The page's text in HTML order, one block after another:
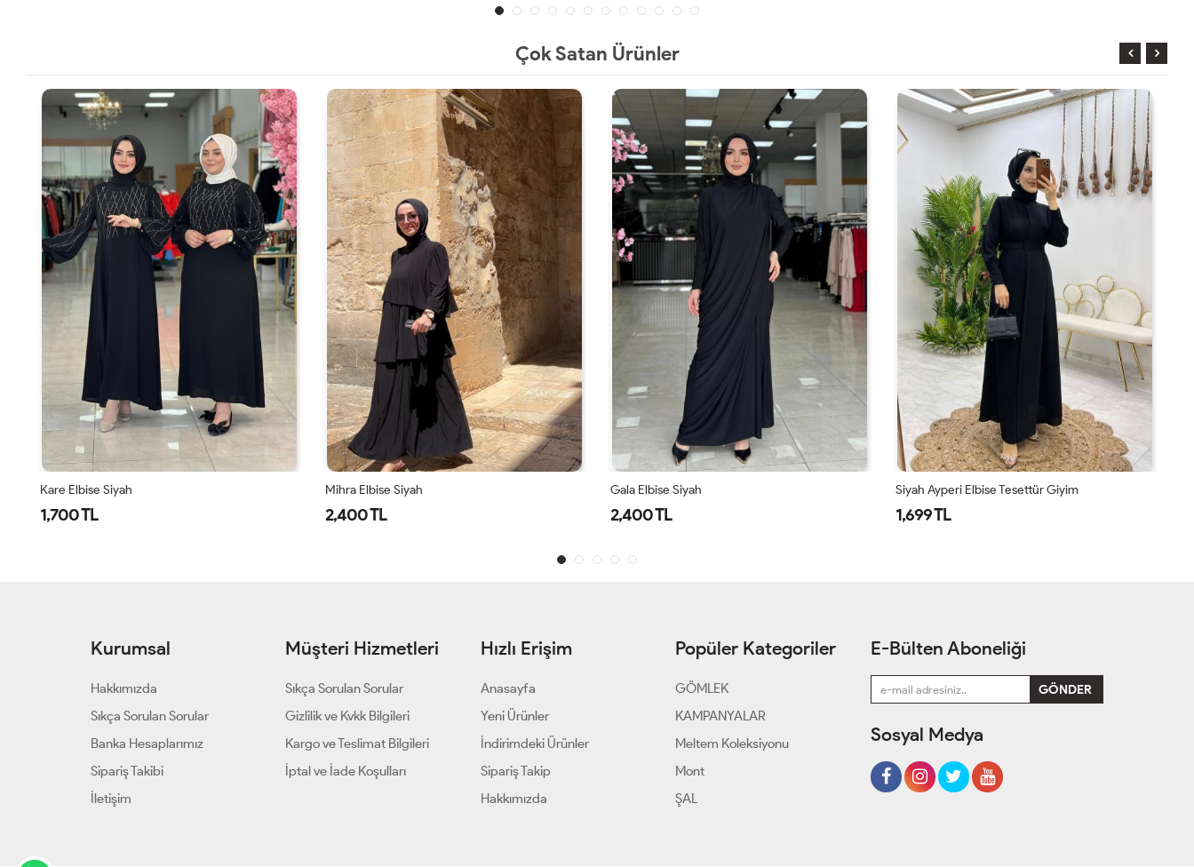
Çok Satan Ürünler
Kare Elbise Siyah
1,700 TL
Mihra Elbise Siyah
2,400 TL
Gala Elbise Siyah
2,400 TL
Siyah Ayperi Elbise Tesettür Giyim
1,699 TL
Kurumsal
Hakkımızda
Sıkça Sorulan Sorular
Banka Hesaplarımız
Sipariş Takibi
İletişim
Müşteri Hizmetleri
Sıkça Sorulan Sorular
Gizlilik ve Kvkk Bilgileri
Kargo ve Teslimat Bilgileri
İptal ve İade Koşulları
Hızlı Erişim
Anasayfa
Yeni Ürünler
İndirimdeki Ürünler
Sipariş Takip
Hakkımızda
Popüler Kategoriler
GÖMLEK
KAMPANYALAR
Meltem Koleksiyonu
Mont
ŞAL
E-Bülten Aboneliği
Sosyal Medya